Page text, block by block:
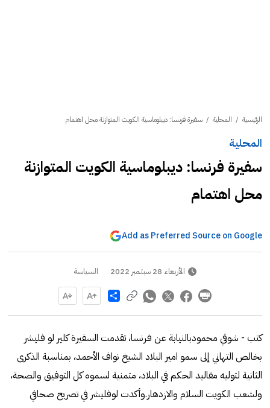
الرئيسية / المحلية / سفيرة فرنسا: ديبلوماسية الكويت المتوازنة محل اهتمام
المحلية
سفيرة فرنسا: ديبلوماسية الكويت المتوازنة
محل اهتمام
Add as Preferred Source on Google
الأربعاء 28 سبتمبر 2022 السياسة
Share
كتب - شوقي محمودبالنيابة عن فرنسا، تقدمت السفيرة كلير لو فليشر
بخالص التهاني إلى سمو امير البلاد الشيخ نواف الأحمد، بمناسبة الذكرى
الثانية لتوليه مقاليد الحكم في البلاد، متمنية لسموه كل التوفيق والصحة،
ولشعب الكويت السلام والازدهار.وأكدت لوفليشر في تصريح صحافي